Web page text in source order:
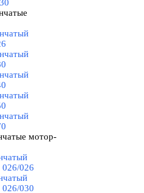
мотор-
026
030